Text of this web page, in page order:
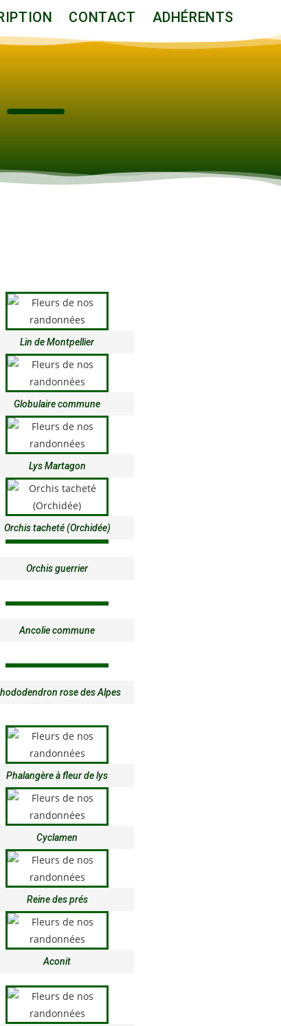
CONTACT ADHÉRENTS
Lin de Montpellier
Globulaire commune
Lys Martagon
Orchis tacheté (Orchidée)
Orchis guerrier
Ancolie commune
rose des Alpes
Phalangère à fleur de lys
Cyclamen
Reine des prés
Aconit